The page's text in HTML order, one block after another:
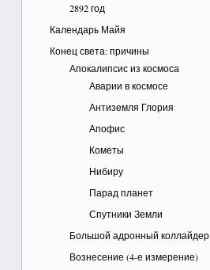
2892 год
Календарь Майя
Конец света: причины
Апокалипсис из космоса
Аварии в космосе
Антиземля Глория
Апофис
Кометы
Нибиру
Парад планет
Спутники Земли
Большой адронный коллайдер
Вознесение (4-е измерение)